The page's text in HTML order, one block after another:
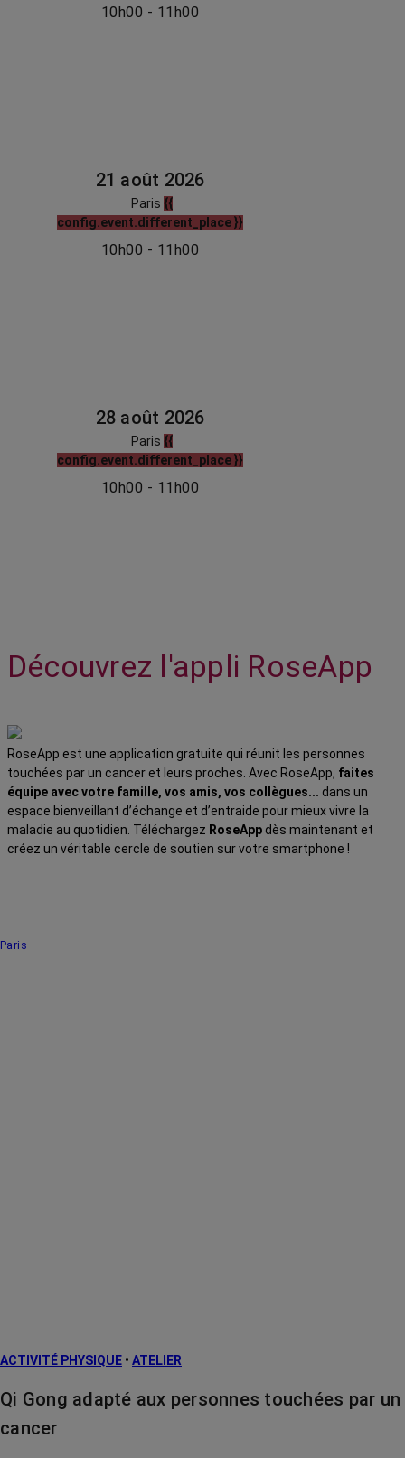
10h00 - 11h00
21 août 2026
Paris {{
config.event.different_place }}
10h00 - 11h00
28 août 2026
Paris {{
config.event.different_place }}
10h00 - 11h00
Découvrez l'appli RoseApp
RoseApp est une application gratuite qui réunit les personnes
touchées par un cancer et leurs proches. Avec RoseApp, faites
équipe avec votre famille, vos amis, vos collègues... dans un
espace bienveillant d’échange et d’entraide pour mieux vivre la
maladie au quotidien. Téléchargez RoseApp dès maintenant et
créez un véritable cercle de soutien sur votre smartphone !
Paris
ACTIVITÉ PHYSIQUE • ATELIER
Qi Gong adapté aux personnes touchées par un
cancer